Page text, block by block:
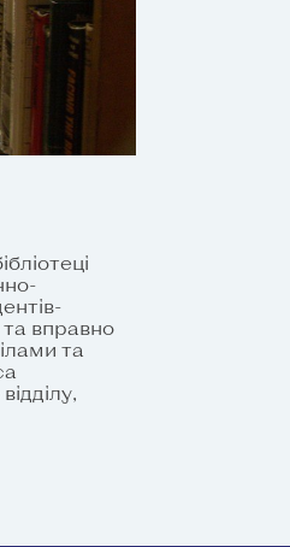
вправно
та